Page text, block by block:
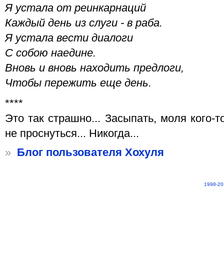
Я устала от реинкарнаций
Каждый день из слуги - в раба.
Я устала вести диалоги
С собою наедине.
Вновь и вновь находить предлоги,
Чтобы пережить еще день.
****
Это так страшно... Засыпать, моля кого-
не проснуться... Никогда...
» Блог пользователя Хохуля
1998-